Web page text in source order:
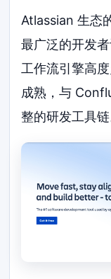
Atlassian 生态
最广泛的开发
工作流引擎高
成熟，与
整的研发工具链